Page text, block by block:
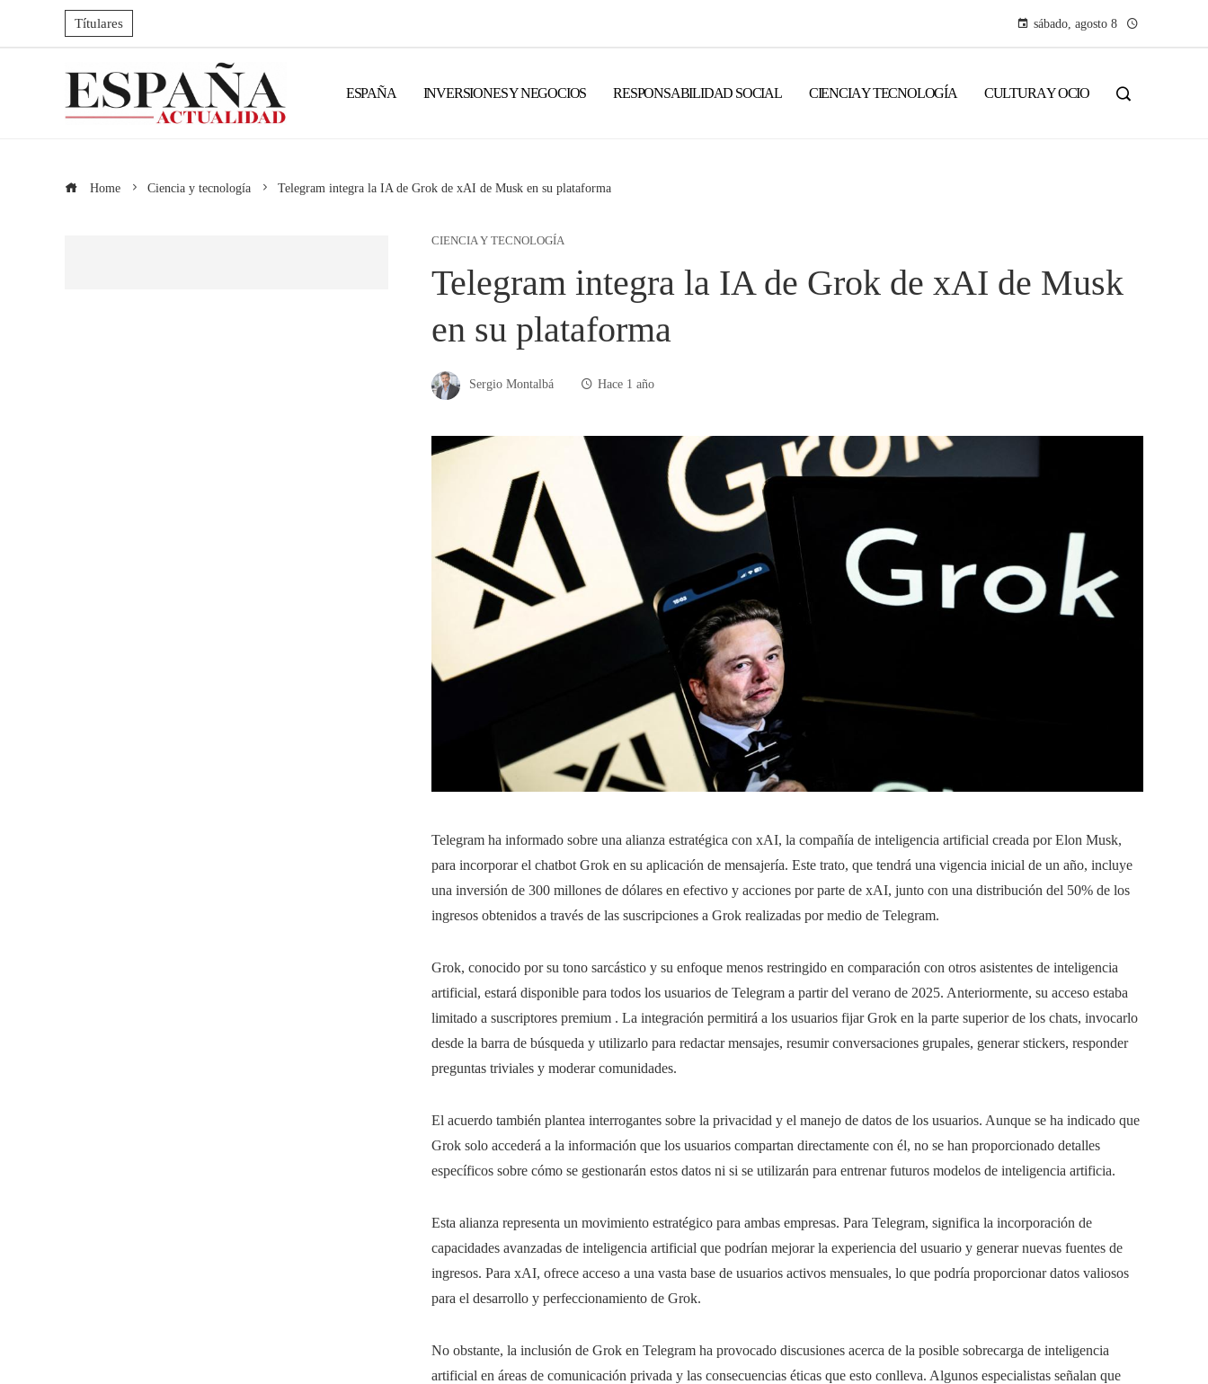
Títulares sábado, agosto 8
ESPAÑA INVERSIONES Y NEGOCIOS RESPONSABILIDAD SOCIAL CIENCIA Y TECNOLOGÍA CULTURA Y OCIO
Home Ciencia y tecnología Telegram integra la IA de Grok de xAI de Musk en su plataforma
CIENCIA Y TECNOLOGÍA
Telegram integra la IA de Grok de xAI de Musk
en su plataforma
Sergio Montalbá Hace 1 año
Telegram ha informado sobre una alianza estratégica con xAI, la compañía de inteligencia artificial creada por Elon Musk,
para incorporar el chatbot Grok en su aplicación de mensajería. Este trato, que tendrá una vigencia inicial de un año, incluye
una inversión de 300 millones de dólares en efectivo y acciones por parte de xAI, junto con una distribución del 50% de los
ingresos obtenidos a través de las suscripciones a Grok realizadas por medio de Telegram.
Grok, conocido por su tono sarcástico y su enfoque menos restringido en comparación con otros asistentes de inteligencia
artificial, estará disponible para todos los usuarios de Telegram a partir del verano de 2025. Anteriormente, su acceso estaba
limitado a suscriptores premium . La integración permitirá a los usuarios fijar Grok en la parte superior de los chats, invocarlo
desde la barra de búsqueda y utilizarlo para redactar mensajes, resumir conversaciones grupales, generar stickers, responder
preguntas triviales y moderar comunidades.
El acuerdo también plantea interrogantes sobre la privacidad y el manejo de datos de los usuarios. Aunque se ha indicado que
Grok solo accederá a la información que los usuarios compartan directamente con él, no se han proporcionado detalles
específicos sobre cómo se gestionarán estos datos ni si se utilizarán para entrenar futuros modelos de inteligencia artificia.
Esta alianza representa un movimiento estratégico para ambas empresas. Para Telegram, significa la incorporación de
capacidades avanzadas de inteligencia artificial que podrían mejorar la experiencia del usuario y generar nuevas fuentes de
ingresos. Para xAI, ofrece acceso a una vasta base de usuarios activos mensuales, lo que podría proporcionar datos valiosos
para el desarrollo y perfeccionamiento de Grok.
No obstante, la inclusión de Grok en Telegram ha provocado discusiones acerca de la posible sobrecarga de inteligencia
artificial en áreas de comunicación privada y las consecuencias éticas que esto conlleva. Algunos especialistas señalan que